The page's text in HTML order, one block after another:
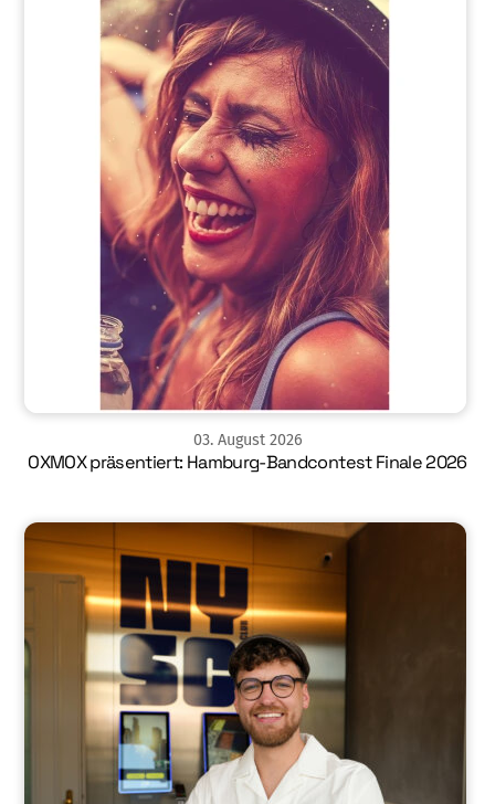
03. August 2026
OXMOX präsentiert: Hamburg-Bandcontest Finale 2026